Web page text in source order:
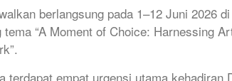
berlangsung pada 1–12 Juni 2026
“A Moment of Choice: Harnessing
terdapat empat urgensi utama kehadiran